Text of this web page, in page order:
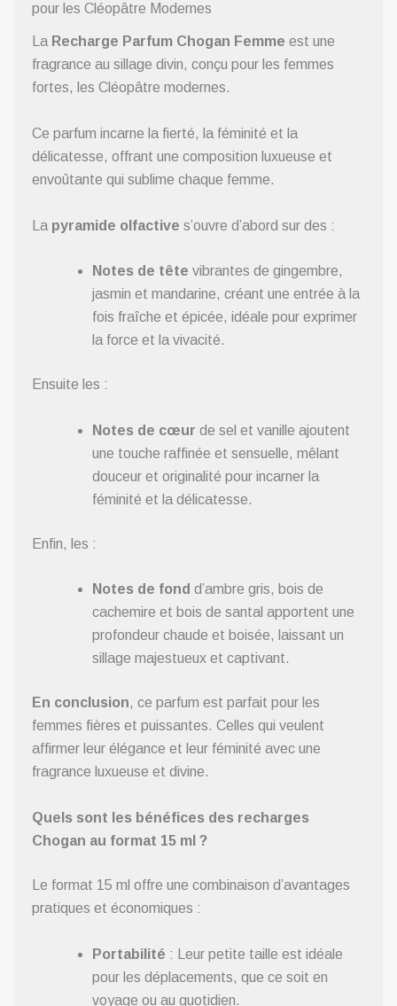
pour les Cléopâtre Modernes
La Recharge Parfum Chogan Femme est une
fragrance au sillage divin, conçu pour les femmes
fortes, les Cléopâtre modernes.
Ce parfum incarne la fierté, la féminité et la
délicatesse, offrant une composition luxueuse et
envoûtante qui sublime chaque femme.
La pyramide olfactive s’ouvre d’abord sur des :
Notes de tête vibrantes de gingembre,
jasmin et mandarine, créant une entrée à la
fois fraîche et épicée, idéale pour exprimer
la force et la vivacité.
Ensuite les :
Notes de cœur de sel et vanille ajoutent
une touche raffinée et sensuelle, mêlant
douceur et originalité pour incarner la
féminité et la délicatesse.
Enfin, les :
Notes de fond d’ambre gris, bois de
cachemire et bois de santal apportent une
profondeur chaude et boisée, laissant un
sillage majestueux et captivant.
En conclusion, ce parfum est parfait pour les
femmes fières et puissantes. Celles qui veulent
affirmer leur élégance et leur féminité avec une
fragrance luxueuse et divine.
Quels sont les bénéfices des recharges
Chogan au format 15 ml ?
Le format 15 ml offre une combinaison d’avantages
pratiques et économiques :
Portabilité : Leur petite taille est idéale
pour les déplacements, que ce soit en
voyage ou au quotidien.